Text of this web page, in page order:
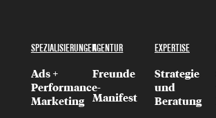
AGENTUR
Freunde
Manifest
EXPERTISE
Strategie
und
Beratung
SPEZIALISIERUNGEN
Ads +
Performance-
Marketing